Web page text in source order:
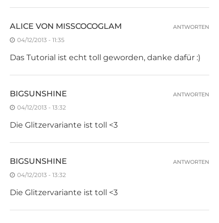
ALICE VON MISSCOCOGLAM
04/12/2013 - 11:35
Das Tutorial ist echt toll geworden, danke dafür :)
ANTWORTEN
BIGSUNSHINE
04/12/2013 - 13:32
Die Glitzervariante ist toll <3
ANTWORTEN
BIGSUNSHINE
04/12/2013 - 13:32
Die Glitzervariante ist toll <3
ANTWORTEN